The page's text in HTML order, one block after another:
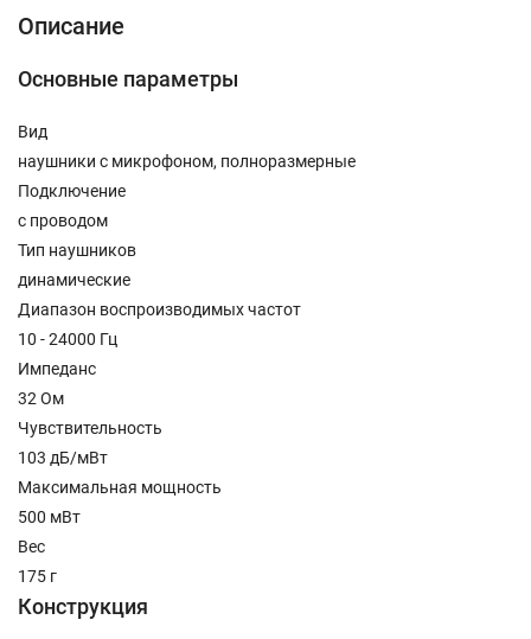
Описание
Основные параметры
Вид
наушники с микрофоном, полноразмерные
Подключение
с проводом
Тип наушников
динамические
Диапазон воспроизводимых частот
10 - 24000 Гц
Импеданс
32 Ом
Чувствительность
103 дБ/мВт
Максимальная мощность
500 мВт
Вес
175 г
Конструкция